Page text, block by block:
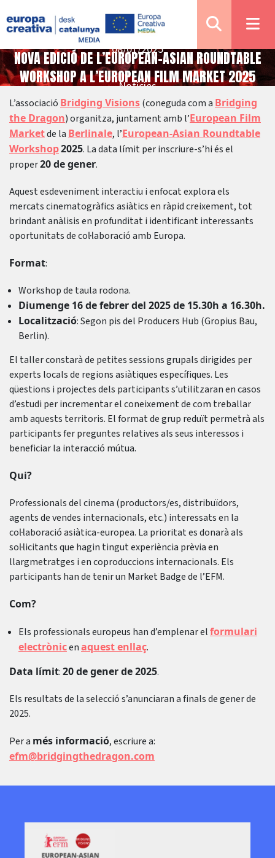
Notícies
NOVA EDICIÓ DE L’EUROPEAN-ASIAN ROUNDTABLE
WORKSHOP A L’EUROPEAN FILM MARKET 2025
08/01/2025
L’associació Bridging Visions(coneguda com a Bridging
the Dragon) organitza, juntament amb l’European Film
Marketde la Berlinale, l’European-Asian Roundtable
Workshop2025. La data límit per inscriure-s’hi és el
proper20 de gener.
Aquest esdeveniment interactiu i enfocat explora els
mercats cinematogràfics asiàtics en ràpid creixement, tot
brindant anàlisis en profunditat i identificant interessants
oportunitats de col·laboració amb Europa.
Format:
Workshop de taula rodona.
Diumenge 16 de febrer del 2025 de 15.30h a 16.30h.
Localització: Segon pis del Producers Hub (Gropius Bau,
Berlin).
El taller constarà de petites sessions grupals dirigides per
experts locals de regions asiàtiques específiques. Les
qüestions i projectes dels participants s’utilitzaran en casos
d’estudi per incrementar el coneixement de com treballar
amb aquests territoris. El format de grup reduït permetrà als
participants fer preguntes relatives als seus interessos i
beneficiar la interacció mútua.
Qui?
Professionals del cinema (productors/es, distribuïdors,
agents de vendes internacionals, etc.) interessats en la
col·laboració asiàtica-europea. La prioritat es donarà als
sol·licitants que hagin tingut experiència prèvia en
llargmetratges i en coproduccions internacionals. Els
participants han de tenir un Market Badge de l’EFM.
Com?
Els professionals europeus han d’emplenar elformulari
electrònicenaquest enllaç.
Data límit:20 de gener de 2025.
Els resultats de la selecció s’anunciaran a finals de gener de
2025.
Per a més informació, escriure a:
efm@bridgingthedragon.com